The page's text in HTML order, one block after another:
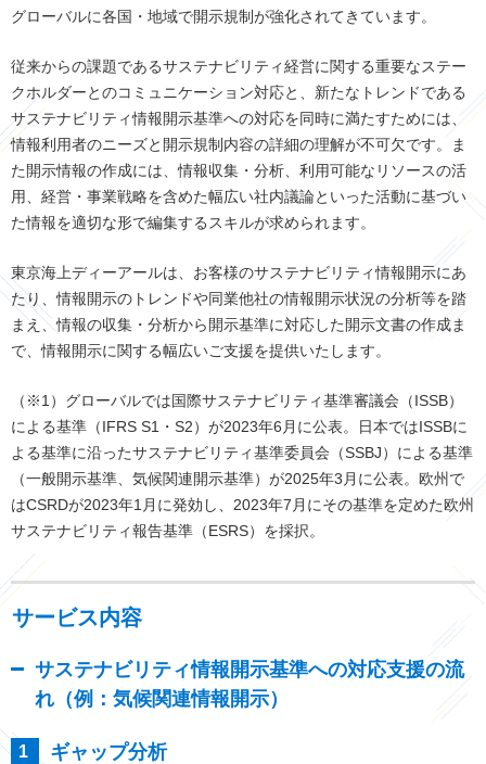
グローバルに各国・地域で開示規制が強化されてきています。
従来からの課題であるサステナビリティ経営に関する重要なステー
クホルダーとのコミュニケーション対応と、新たなトレンドである
サステナビリティ情報開示基準への対応を同時に満たすためには、
情報利用者のニーズと開示規制内容の詳細の理解が不可欠です。ま
た開示情報の作成には、情報収集・分析、利用可能なリソースの活
用、経営・事業戦略を含めた幅広い社内議論といった活動に基づい
た情報を適切な形で編集するスキルが求められます。
東京海上ディーアールは、お客様のサステナビリティ情報開示にあ
たり、情報開示のトレンドや同業他社の情報開示状況の分析等を踏
まえ、情報の収集・分析から開示基準に対応した開示文書の作成ま
で、情報開示に関する幅広いご支援を提供いたします。
（※1）グローバルでは国際サステナビリティ基準審議会（ISSB）
による基準（IFRS S1・S2）が2023年6月に公表。日本ではISSBに
よる基準に沿ったサステナビリティ基準委員会（SSBJ）による基準
（一般開示基準、気候関連開示基準）が2025年3月に公表。欧州で
はCSRDが2023年1月に発効し、2023年7月にその基準を定めた欧州
サステナビリティ報告基準（ESRS）を採択。
サービス内容
サステナビリティ情報開示基準への対応支援の流
れ（例：気候関連情報開示）
ギャップ分析